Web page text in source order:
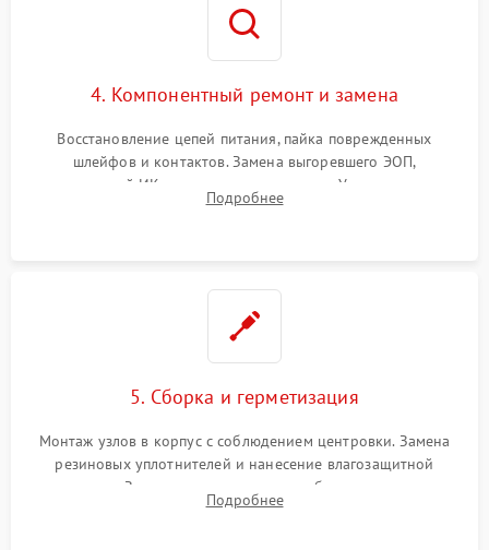
4. Компонентный ремонт и замена
Восстановление цепей питания, пайка поврежденных
шлейфов и контактов. Замена выгоревшего ЭОП,
неисправной ИК-подсветки или матрицы. Ультразвуковая
очистка плат и удаление загрязнений с линз объектива и
Подробнее
5. Сборка и герметизация
Монтаж узлов в корпус с соблюдением центровки. Замена
резиновых уплотнителей и нанесение влагозащитной
смазки. Заполнение внутреннего объема прицела
осушенным азотом для предотвращения запотевания оптики
Подробнее